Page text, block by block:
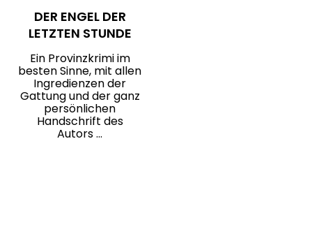
DER ENGEL DER
LETZTEN STUNDE
Ein Provinzkrimi im
besten Sinne, mit allen
Ingredienzen der
Gattung und der ganz
persönlichen
Handschrift des
Autors ...